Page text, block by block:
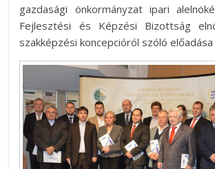
gazdasági önkormányzat ipari
Fejlesztési és Képzési Bizottság
szakképzési koncepcióról szóló